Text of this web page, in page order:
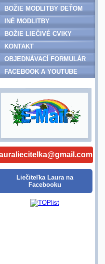
BOŽIE MODLITBY DEŤOM
INÉ MODLITBY
BOŽIE LIEČIVÉ CVIKY
KONTAKT
OBJEDNÁVACÍ FORMULÁR
FACEBOOK A YOUTUBE
Liečiteľka Laura na
Facebooku